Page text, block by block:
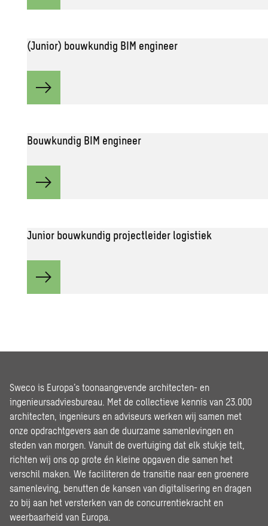
(Junior) bouwkundig BIM engineer
Bouwkundig BIM engineer
Junior bouwkundig projectleider logistiek
Sweco is Europa’s toonaangevende architecten- en
ingenieursadviesbureau. Met de collectieve kennis van 23.000
architecten, ingenieurs en adviseurs werken wij samen met
onze opdrachtgevers aan de duurzame samenlevingen en
steden van morgen. Vanuit de overtuiging dat elk stukje telt,
richten wij ons op grote én kleine opgaven die samen het
verschil maken. We faciliteren de transitie naar een groenere
samenleving, benutten de kansen van digitalisering en dragen
zo bij aan het versterken van de concurrentiekracht en
weerbaarheid van Europa.